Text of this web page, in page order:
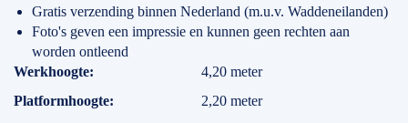
Gratis verzending binnen Nederland (m.u.v. Waddeneilanden)
Foto's geven een impressie en kunnen geen rechten aan
worden ontleend
Specificaties
Werkhoogte
4,20 meter
Platformhoogte
2,20 meter